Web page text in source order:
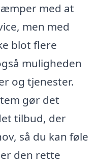
med at
men med
blot flere
muligheden
og tjenester.
gør det
tilbud, der
så du kan føle
den rette